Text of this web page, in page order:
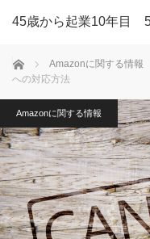
45歳から起業10年目
ホーム Amazonに関する情報
への対応方法
Amazonに関する情報